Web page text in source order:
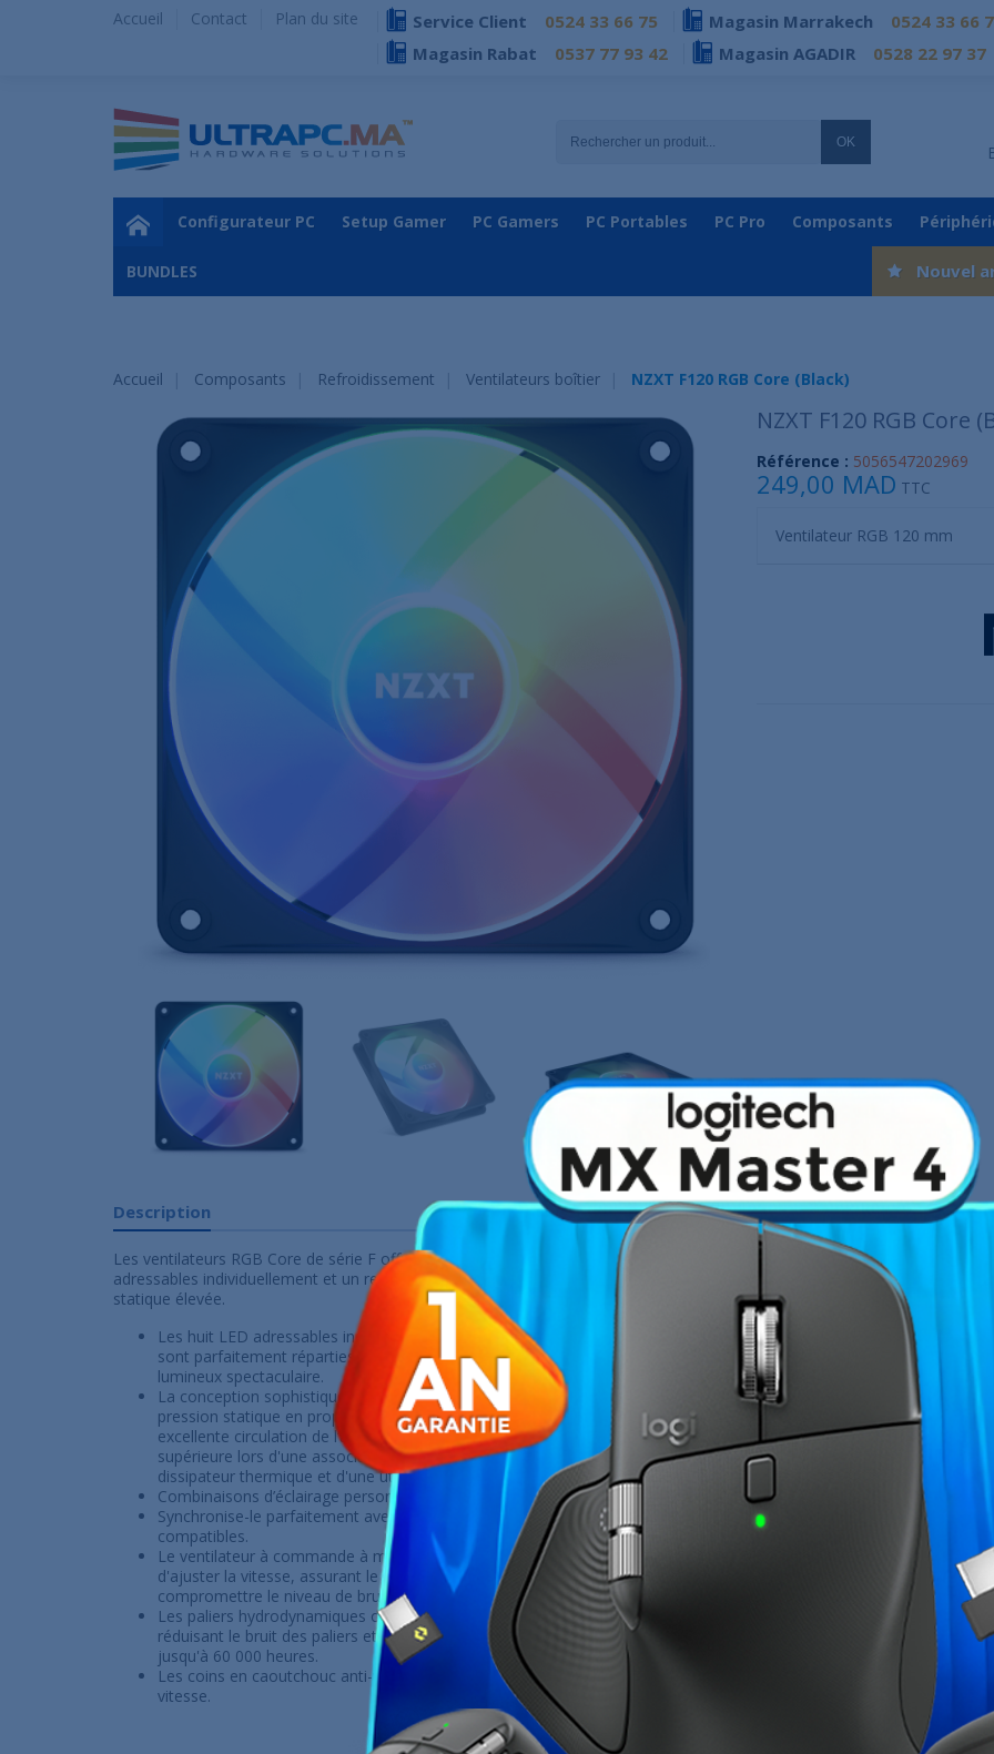
Accueil Contact Plan du site Service Client 0524 33 66 75 Magasin Marrakech
0524 33 66
Magasin Rabat
0537 77 93 42 Magasin AGADIR 0528 22 97 37
OK
Nouvel
Configurateur PC Setup Gamer PC Gamers PC Portables PC Pro Composants
BUNDLES
Accueil Composants Refroidissement Ventilateurs boîtier NZXT F120 RGB Core (Black)
NZXT F120 RGB Core
Référence : 5056547202969
249,00 MAD TTC
Ventilateur RGB 120 mm
Description
Les ventilateurs RGB Core de série F offrent un éclairage éclatant avec huit LED RGB
adressables individuellement et un refroidissement haut de gamme avec pression
statique élevée.
Les huit LED adressables individuellement montées sur le moyeu du ventilateur
sont parfaitement réparties à travers les pales semi-transparentes pour un effet
lumineux spectaculaire.
La conception sophistiquée du moyeu et des pales permet d'améliorer la
pression statique en propulsant l'air à travers ton radiateur tout en assurant une
excellente circulation de l’air. Cela permet une dissipation de la chaleur
supérieure lors d'une association avec un refroidisseur par liquide ou un
dissipateur thermique et d'une utilisation pour l'admission, ou l'extraction.
Combinaisons d’éclairage personnalisées grâce au logiciel CAM de NZXT.
Synchronise-le parfaitement avec tous tes accessoires d’éclairage NZXT
compatibles.
Le ventilateur à commande à modulation de largeur d’impulsions permet
d'ajuster la vitesse, assurant le meilleur refroidissement possible sans
compromettre le niveau de bruit.a
Les paliers hydrodynamiques offrent une grande stabilité rotationnelle tout en
réduisant le bruit des paliers et en augmentant la durée de vie des ventilateurs
jusqu'à 60 000 heures.
Les coins en caoutchouc anti-vibrations amortissent le bruit, quelle que soit la
vitesse.
Fiche technique
Vitesse max.
Débit max.
Bruit max.
Diamètre
Références spécifiques